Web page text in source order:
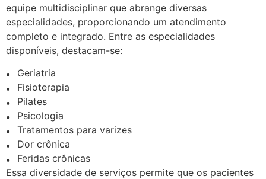
equipe multidisciplinar que abrange diversas
especialidades, proporcionando um atendimento
completo e integrado. Entre as especialidades
disponíveis, destacam-se:
Geriatria
Fisioterapia
Pilates
Psicologia
Tratamentos para varizes
Dor crônica
Feridas crônicas
Essa diversidade de serviços permite que os pacientes